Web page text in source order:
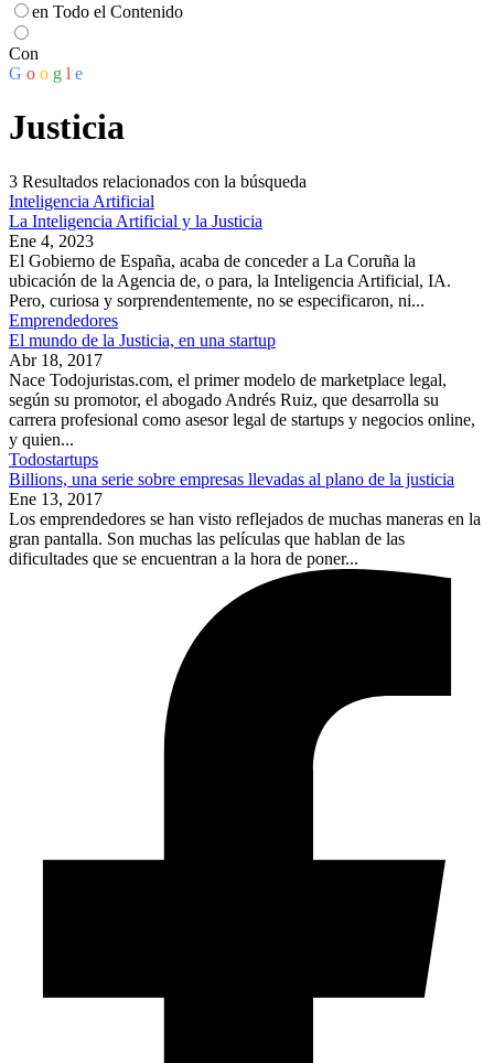
en Todo el Contenido
Con
G o o g l e
Justicia
3 Resultados relacionados con la búsqueda
Inteligencia Artificial
La Inteligencia Artificial y la Justicia
Ene 4, 2023
El Gobierno de España, acaba de conceder a La Coruña la
ubicación de la Agencia de, o para, la Inteligencia Artificial, IA.
Pero, curiosa y sorprendentemente, no se especificaron, ni...
Emprendedores
El mundo de la Justicia, en una startup
Abr 18, 2017
Nace Todojuristas.com, el primer modelo de marketplace legal,
según su promotor, el abogado Andrés Ruiz, que desarrolla su
carrera profesional como asesor legal de startups y negocios online,
y quien...
Todostartups
Billions, una serie sobre empresas llevadas al plano de la justicia
Ene 13, 2017
Los emprendedores se han visto reflejados de muchas maneras en la
gran pantalla. Son muchas las películas que hablan de las
dificultades que se encuentran a la hora de poner...